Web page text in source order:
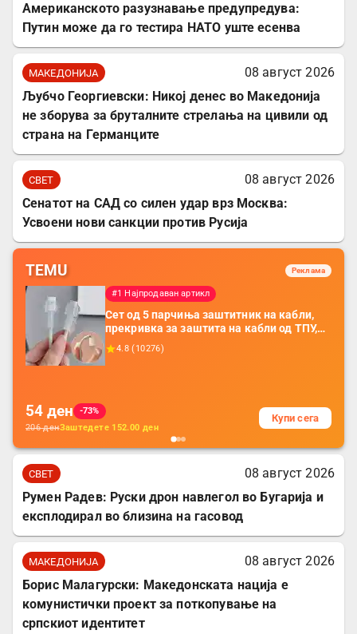
Американското разузнавање предупредува:
Путин може да го тестира НАТО уште есенва
МАКЕДОНИЈА
08 август 2026
Љубчо Георгиевски: Никој денес во Македонија
не зборува за бруталните стрелања на цивили од
страна на Германците
СВЕТ
08 август 2026
Сенатот на САД со силен удар врз Москва:
Усвоени нови санкции против Русија
TEMU Реклама
#1 Најпродаван артикл
Сет од 5 парчиња заштитник на кабли,
прекривка за заштита на кабли од ТПУ,
додатоци за заштита на кабли, без
батерија, за мобилни телефони, комплет
4.8 ( 10276)
54 ден
-73%
206денЗаштедете 152.00 ден
Купи сега
СВЕТ
08 август 2026
Румен Радев: Руски дрон навлегол во Бугарија и
експлодирал во близина на гасовод
МАКЕДОНИЈА
08 август 2026
Борис Малагурски: Македонската нација е
комунистички проект за поткопување на
српскиот идентитет